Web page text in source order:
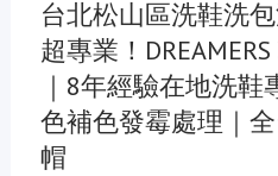
台北松山區洗鞋洗
超專業！
｜8年經驗在地洗
色補色發霉處理｜
帽